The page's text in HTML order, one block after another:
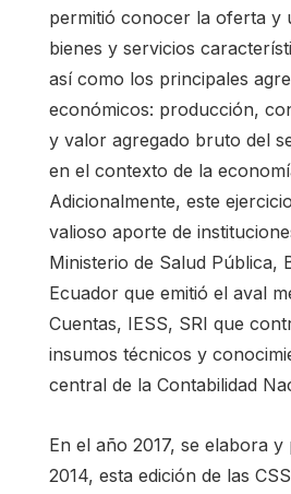
permitió conocer la oferta y
bienes y servicios
así como los principales
económicos: producción,
y valor agregado bruto del
en el contexto de la
Adicionalmente, este
valioso aporte de
Ministerio de Salud Pública,
Ecuador que emitió el aval
Cuentas, IESS, SRI que
insumos técnicos y
central de la Contabilidad
En el año 2017, se elabora y
2014, esta edición de las